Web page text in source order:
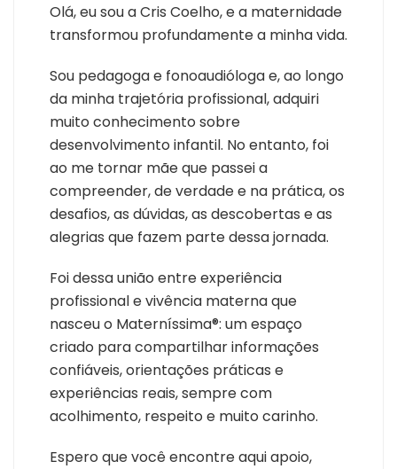
Olá, eu sou a Cris Coelho, e a maternidade
transformou profundamente a minha vida.
Sou pedagoga e fonoaudióloga e, ao longo
da minha trajetória profissional, adquiri
muito conhecimento sobre
desenvolvimento infantil. No entanto, foi
ao me tornar mãe que passei a
compreender, de verdade e na prática, os
desafios, as dúvidas, as descobertas e as
alegrias que fazem parte dessa jornada.
Foi dessa união entre experiência
profissional e vivência materna que
nasceu o Materníssima®: um espaço
criado para compartilhar informações
confiáveis, orientações práticas e
experiências reais, sempre com
acolhimento, respeito e muito carinho.
Espero que você encontre aqui apoio,